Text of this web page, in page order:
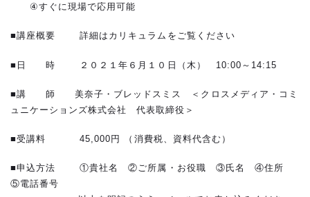
④すぐに現場で応用可能
■講座概要 詳細はカリキュラムをご覧ください
■日 時 ２０２１年６月１０日（木） 10:00～14:15
■講 師 美奈子・ブレッドスミス ＜クロスメディア・コミ
ュニケーションズ株式会社 代表取締役＞
■受講料 45,000円 （消費税、資料代含む）
■申込方法 ①貴社名 ②ご所属・お役職 ③氏名 ④住所
⑤電話番号